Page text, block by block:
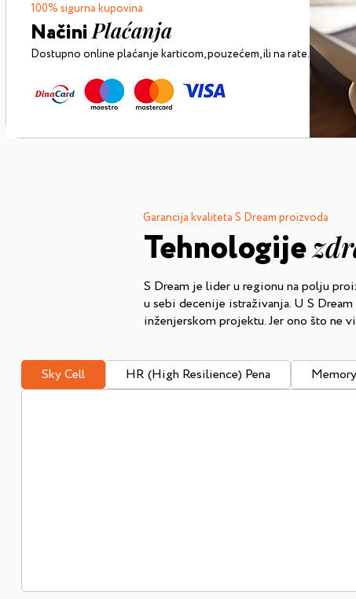
100% sigurna kupovina
NačiniPlaćanja
Dostupno online plaćanje karticom,pouzećem, ili na rate.
Tehnologije
Garancija kvaliteta S Dream proizvoda
S Dream je lider u regionu na polju
u sebi decenije istraživanja. U S
inženjerskom projektu. Jer ono što ne
Sky Cell HR (High Resilience) Pena